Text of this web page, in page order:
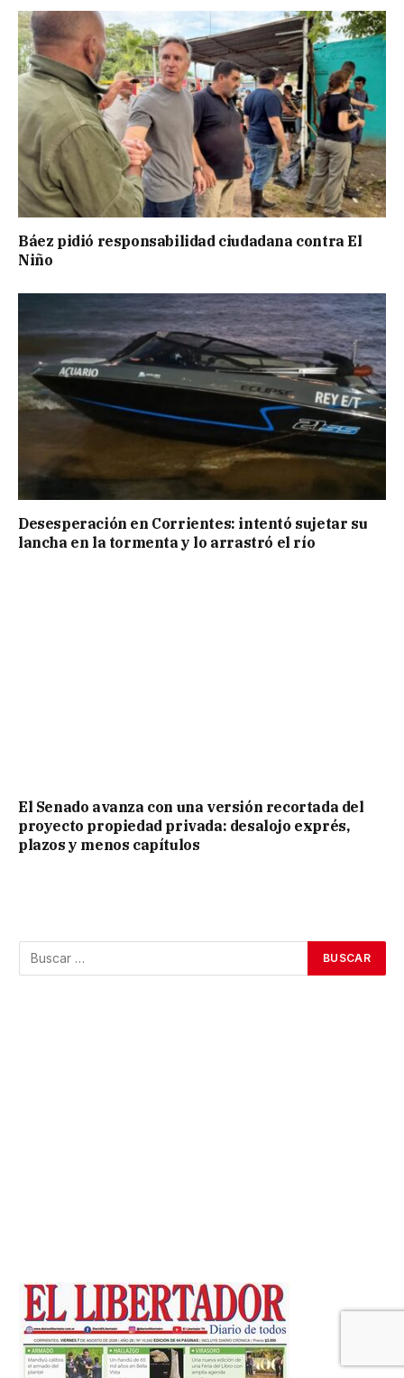
Báez pidió responsabilidad ciudadana contra El
Niño
Desesperación en Corrientes: intentó sujetar su
lancha en la tormenta y lo arrastró el río
El Senado avanza con una versión recortada del
proyecto propiedad privada: desalojo exprés,
plazos y menos capítulos